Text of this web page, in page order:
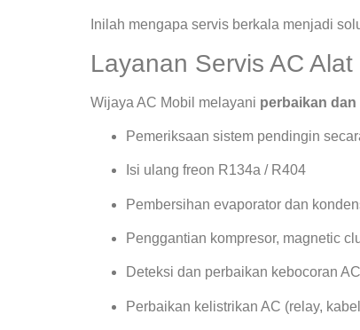
Inilah mengapa servis berkala menjadi
Layanan Servis AC
Wijaya AC Mobil melayani perbaikan
Pemeriksaan sistem pendingin
Isi ulang freon R134a / R404
Pembersihan evaporator dan
Penggantian kompresor, magnetic
Deteksi dan perbaikan kebocoran AC
Perbaikan kelistrikan AC (relay,